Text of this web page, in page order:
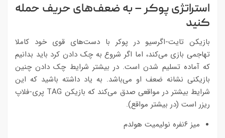
استراتژی پوکر – به ضعف‌های حریف حمله
کنید
بازیکن تایت-اگرسیو در پوکر با دست‌های قوی خود کاملا
تهاجمی بازی می‌کند، اما اگر شروع به چک دادن کرد باید بدانیم
که آماده تسلیم شدن است. در بیشتر شرایط چک دادن چنین
بازیکنی نشانه ضعف او می‌باشد. به یاد داشته باشید که این
شرایط بیشتر در مواقعی صدق می‌کند که بازیکن TAG پری-فلاپ
ریزر است (در بیشتر مواقع).
میز ۶نفره نولیمیت هولدم